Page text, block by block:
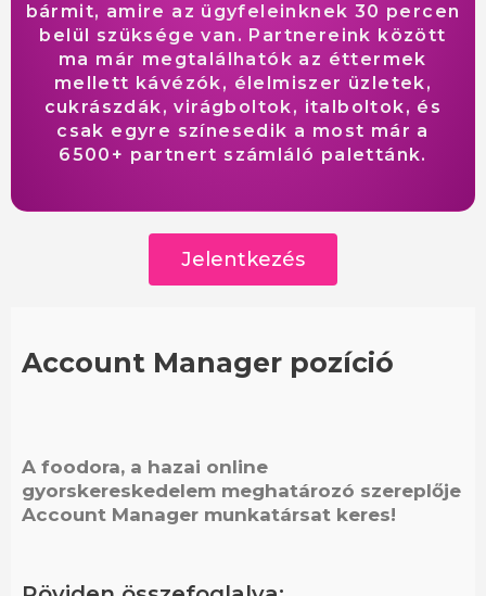
bármit, amire az ügyfeleinknek 30 percen
belül szüksége van. Partnereink között
ma már megtalálhatók az éttermek
mellett kávézók, élelmiszer üzletek,
cukrászdák, virágboltok, italboltok, és
csak egyre színesedik a most már a
6500+ partnert számláló palettánk.
Jelentkezés
Account Manager pozíció
A foodora, a hazai online
gyorskereskedelem meghatározó szereplője
Account Manager munkatársat keres!